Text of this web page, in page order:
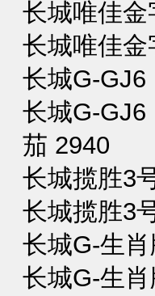
长城唯佳
长城唯佳
长城G-GJ6
长城G-GJ6
茄 2940
长城揽胜3
长城揽胜3
长城G-生
长城G-生